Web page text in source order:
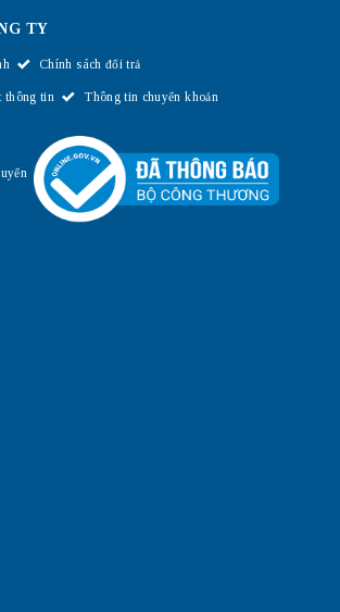
TY
Chính sách đổi trả
thông tin Thông tin chuyển khoản